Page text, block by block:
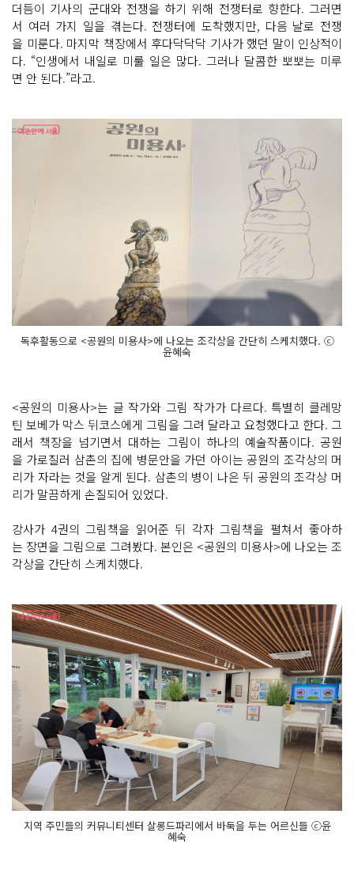
더듬이 기사의 군대와 전쟁을 하기 위해 전쟁터로 향한다. 그러면
서 여러 가지 일을 겪는다. 전쟁터에 도착했지만, 다음 날로 전쟁
을 미룬다. 마지막 책장에서 후다닥닥닥 기사가 했던 말이 인상적이
다. “인생에서 내일로 미룰 일은 많다. 그러나 달콤한 뽀뽀는 미루
면 안 된다.”라고.
독후활동으로 <공원의 미용사>에 나오는 조각상을 간단히 스케치했다. ⓒ
윤혜숙
<공원의 미용사>는 글 작가와 그림 작가가 다르다. 특별히 클레망
틴 보베가 막스 뒤코스에게 그림을 그려 달라고 요청했다고 한다. 그
래서 책장을 넘기면서 대하는 그림이 하나의 예술작품이다. 공원
을 가로질러 삼촌의 집에 병문안을 가던 아이는 공원의 조각상의 머
리가 자라는 것을 알게 된다. 삼촌의 병이 나은 뒤 공원의 조각상 머
리가 말끔하게 손질되어 있었다.
강사가 4권의 그림책을 읽어준 뒤 각자 그림책을 펼쳐서 좋아하
는 장면을 그림으로 그려봤다. 본인은 <공원의 미용사>에 나오는 조
각상을 간단히 스케치했다.
지역 주민들의 커뮤니티센터 살롱드파리에서 바둑을 두는 어르신들 ⓒ윤
혜숙